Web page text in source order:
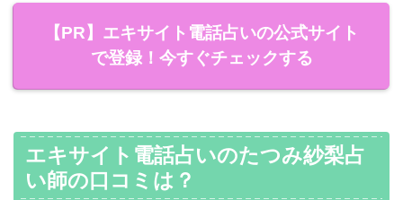
【PR】エキサイト電話占いの公式サイト
で登録！今すぐチェックする
エキサイト電話占いのたつみ紗梨占
い師の口コミは？